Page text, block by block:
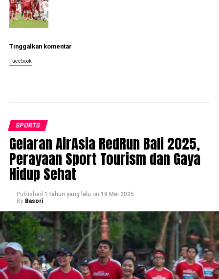
Tinggalkan komentar
Facebook
SPORTS
Gelaran AirAsia RedRun Bali 2025,
Perayaan Sport Tourism dan Gaya
Hidup Sehat
Published 1 tahun yang lalu on 19 Mei 2025
By Basori